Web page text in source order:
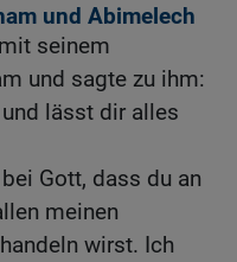
und Abimelech
seinem
und sagte zu ihm:
lässt dir alles
Gott, dass du an
meinen
wirst. Ich